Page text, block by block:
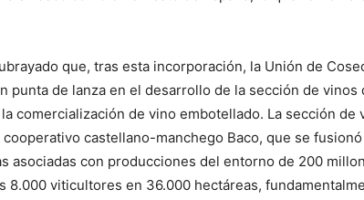
que, tras esta incorporación, la Unión de
punta de lanza en el desarrollo de la sección de
comercialización de vino embotellado. La sección
castellano-manchego Baco, que se
asociadas con producciones del entorno de 200
8.000 viticultores en 36.000 hectáreas,